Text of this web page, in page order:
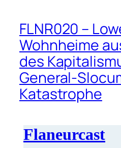
FLNR020 –
Wohnheime
des
General-
Katastrophe